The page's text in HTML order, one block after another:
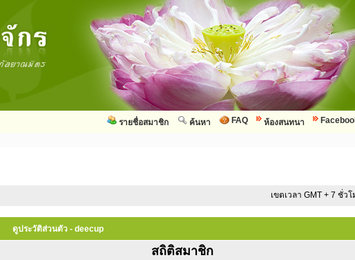
ห้องสนทนา
FAQ
ค้นหา
รายชื่อสมาชิก
เขตเวลา GMT + 7 ชั่วโ
ดูประวัติส่วนตัว - deecup
สถิติสมาชิก